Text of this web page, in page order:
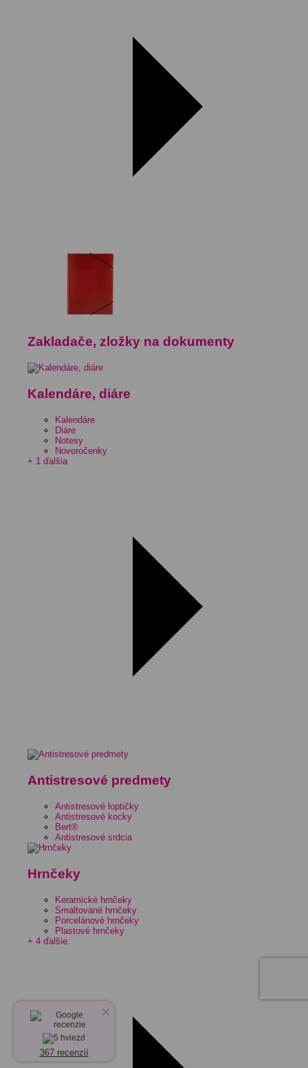
Zakladače, zložky na dokumenty
Kalendáre, diáre
Kalendáre
Diáre
Notesy
Novoročenky
+ 1 ďalšia
Antistresové predmety
Antistresové loptičky
Antistresové kocky
Bert®
Antistresové srdcia
Hrnčeky
Keramické hrnčeky
Smaltované hrnčeky
Porcelánové hrnčeky
Plastové hrnčeky
+ 4 ďalšie
×
367 recenzií